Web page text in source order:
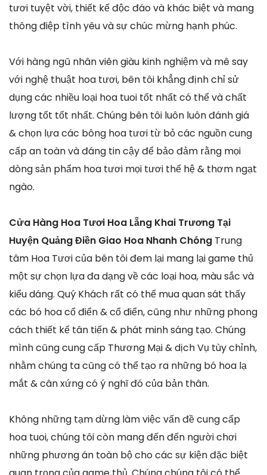
tươi tuyệt vời, thiết kế độc đáo và khác biệt và mang
thông điệp tình yêu và sự chúc mừng hạnh phúc.
Với hàng ngũ nhân viên giàu kinh nghiệm và mê say
với nghệ thuật hoa tươi, bên tôi khẳng định chỉ sử
dụng các nhiều loại hoa tuoi tốt nhất có thể và chất
lượng tốt tốt nhất. Chúng bên tôi luôn luôn đánh giá
& chọn lựa các bông hoa tươi từ bỏ các nguồn cung
cấp an toàn và đáng tin cậy để bảo đảm rằng mọi
dòng sản phẩm hoa tươi mọi tươi thế hệ & thơm ngạt
ngào.
Cửa Hàng Hoa Tươi Hoa Lẵng Khai Trương Tại
Huyện Quảng Điền Giao Hoa Nhanh Chóng Trung
tâm Hoa Tươi của bên tôi đem lại mang lại game thủ
một sự chọn lựa đa dạng về các loại hoa, màu sắc và
kiểu dáng. Quý Khách rất có thể mua quan sát thấy
các bó hoa cổ điển & cổ điển, cũng như những phong
cách thiết kế tân tiến & phát minh sáng tạo. Chúng
mình cũng cung cấp Thương Mại & dịch Vụ tùy chỉnh,
nhằm chúng ta cũng có thể tạo ra những bó hoa lạ
mắt & cân xứng có ý nghĩ đó của bản thân.
Không những tạm dừng làm việc vấn đề cung cấp
hoa tuoi, chúng tôi còn mang đến đến người chơi
những phương án toàn bộ cho các sự kiện đặc biệt